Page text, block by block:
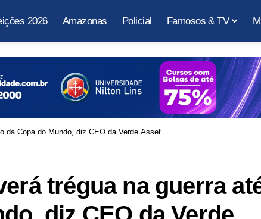
2026 Amazonas Policial Famosos & TV
da Copa do Mundo, diz CEO da Verde Asset
trégua na guerra